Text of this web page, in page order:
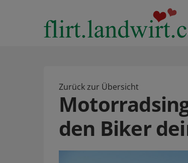
Zurück zur Übersicht
den Biker